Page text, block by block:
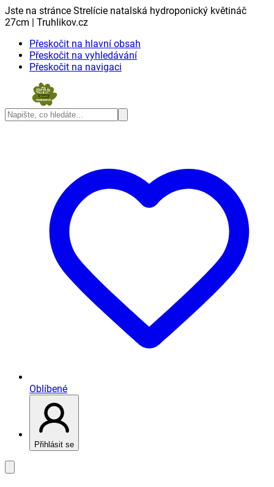
Jste na stránce Strelície natalská hydroponický květináč
27cm | Truhlikov.cz
Přeskočit na hlavní obsah
Přeskočit na vyhledávání
Přeskočit na navigaci
Oblíbené
Přihlásit se